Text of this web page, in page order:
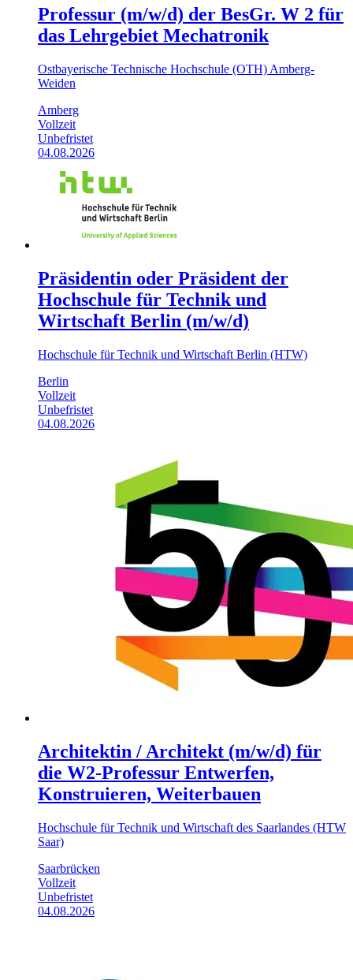
Professur (m/w/d) der BesGr. W 2 für
das Lehrgebiet Mechatronik
Ostbayerische Technische Hochschule (OTH) Amberg-
Weiden
Amberg
Vollzeit
Unbefristet
04.08.2026
Präsidentin oder Präsident der
Hochschule für Technik und
Wirtschaft Berlin (m/w/d)
Hochschule für Technik und Wirtschaft Berlin (HTW)
Berlin
Vollzeit
Unbefristet
04.08.2026
Architektin / Architekt (m/w/d) für
die W2-Professur Entwerfen,
Konstruieren, Weiterbauen
Hochschule für Technik und Wirtschaft des Saarlandes (HTW
Saar)
Saarbrücken
Vollzeit
Unbefristet
04.08.2026